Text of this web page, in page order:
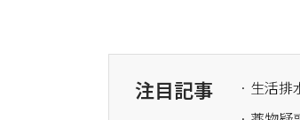
注目記事
· 生活